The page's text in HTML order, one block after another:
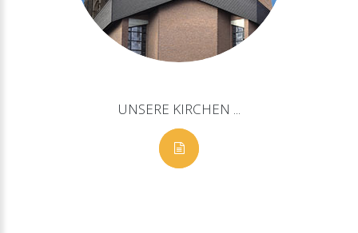
UNSERE KIRCHEN ...